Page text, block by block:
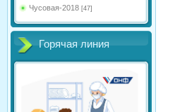
Чусовая-2018 [47]
Горячая линия